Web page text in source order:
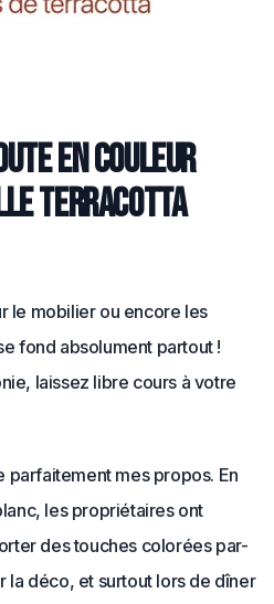
en couleur
terracotta
le mobilier ou encore les
fond absolument partout !
laissez libre cours à votre
parfaitement mes propos. En
les propriétaires ont
des touches colorées par-
la déco, et surtout lors de dîner